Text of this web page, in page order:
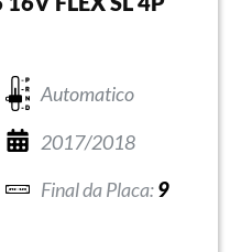
Automatico
2017/2018
9